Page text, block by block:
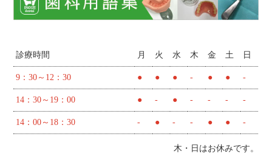
診療時間 月 火 水 木 金 土 日
9：30～12：30 ● ● ● - ● ● -
14：30～19：00 ● - ● - - - -
14：00～18：30 - ● - - ● ● -
木・日はお休みです。